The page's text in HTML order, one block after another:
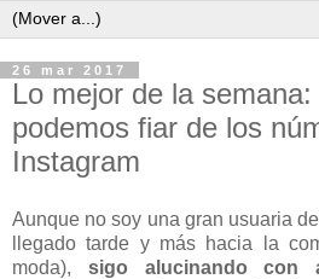
26 mar 2017
Lo mejor de la
podemos fiar de los
Instagram
Aunque no soy una gran usuaria
llegado tarde y más hacia la
moda), sigo alucinando con